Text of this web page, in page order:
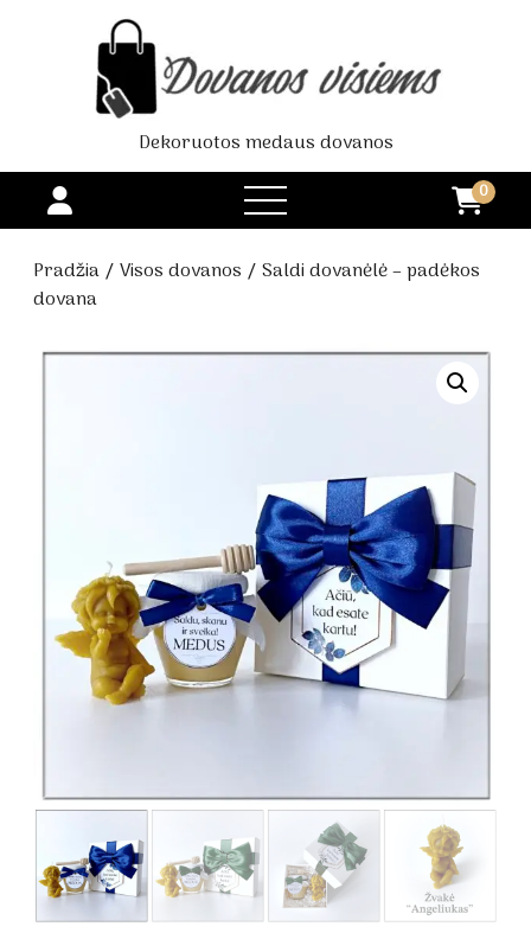
Dekoruotos medaus dovanos
open
menu
0
Pradžia/Visos dovanos / Saldi dovanėlė – padėkos
dovana